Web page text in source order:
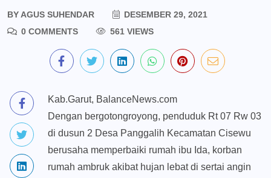
BYAGUS SUHENDAR
DESEMBER 29, 2021
0 COMMENTS
561 VIEWS
Kab.Garut, BalanceNews.com
Dengan bergotongroyong, penduduk Rt 07 Rw 03
di dusun 2 Desa Panggalih Kecamatan Cisewu
berusaha memperbaiki rumah ibu Ida, korban
rumah ambruk akibat hujan lebat di sertai angin